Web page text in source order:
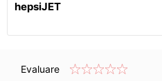
hepsiJET
Evaluare